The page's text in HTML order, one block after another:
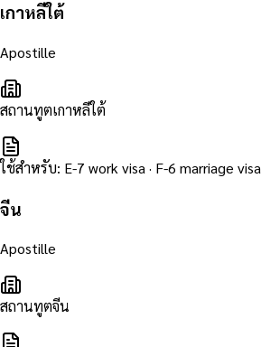
เกาหลีใต้
Apostille
สถานทูตเกาหลีใต้
ใช้สำหรับ: E-7 work visa · F-6 marriage visa
จีน
Apostille
สถานทูตจีน